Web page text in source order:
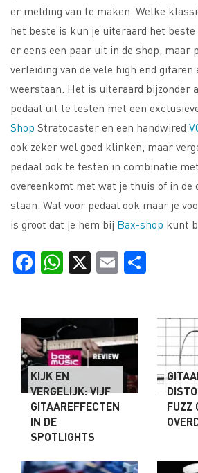
er melding van te maken. Welke
het beste is kun je uiteraard het
er eens een paar uit in de shop, maar
verleiding van de vele high end
weerstaan. Het is uiteraard bijzonder
pedaal uit te testen met een
Shop Stratocaster en een handwired
ook zeker wel goed klinken, maar
pedaal ook te testen in combinatie
overeenkomt met wat je thuis of in de
staan. Wat voor pedaal ook maar je
is groot dat je hem bij Bax-shop kunt
FacebookWhatsApp Email
KIJK EN
VERGELIJK: VIJF
GITAAREFFECTEN
IN DE
SPOTLIGHTS
FUZZ